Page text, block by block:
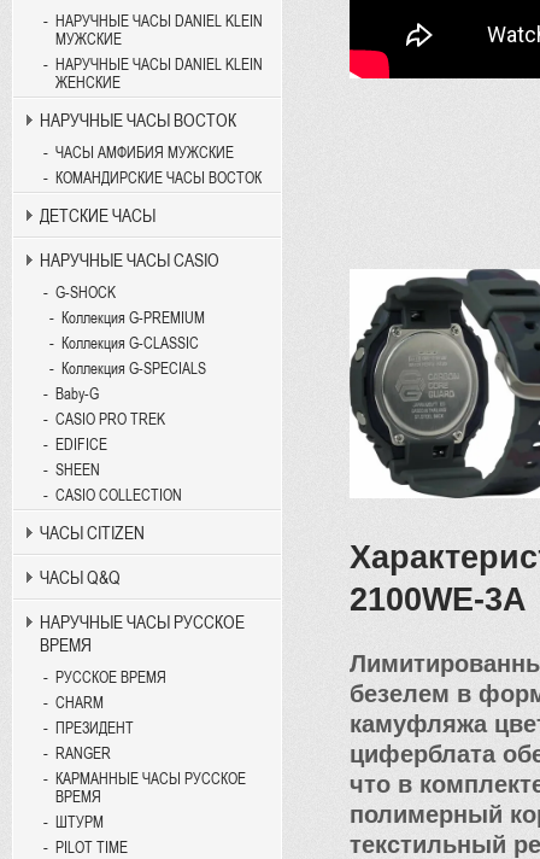
2100WE-3A
безелем в
камуфляжа
циферблата
что в
полимерный
текстильный
НАРУЧНЫЕ ЧАСЫ DANIEL KLEIN
МУЖСКИЕ
НАРУЧНЫЕ ЧАСЫ DANIEL KLEIN
ЖЕНСКИЕ
НАРУЧНЫЕ ЧАСЫ ВОСТОК
ЧАСЫ АМФИБИЯ МУЖСКИЕ
КОМАНДИРСКИЕ ЧАСЫ ВОСТОК
ДЕТСКИЕ ЧАСЫ
НАРУЧНЫЕ ЧАСЫ CASIO
G-SHOCK
Коллекция G-PREMIUM
Коллекция G-CLASSIC
Коллекция G-SPECIALS
Baby-G
CASIO PRO TREK
EDIFICE
SHEEN
CASIO COLLECTION
ЧАСЫ CITIZEN
ЧАСЫ Q&Q
НАРУЧНЫЕ ЧАСЫ РУССКОЕ
ВРЕМЯ
РУССКОЕ ВРЕМЯ
CHARM
ПРЕЗИДЕНТ
RANGER
КАРМАННЫЕ ЧАСЫ РУССКОЕ
ВРЕМЯ
ШТУРМ
PILOT TIME